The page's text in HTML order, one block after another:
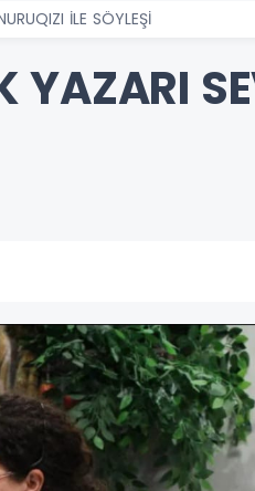
İLE SÖYLEŞİ